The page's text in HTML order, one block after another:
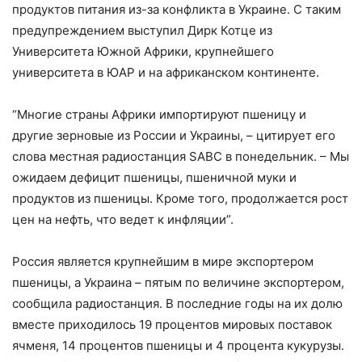
продуктов питания из-за конфликта в Украине. С таким
предупреждением выступил Дирк Котце из
Университета Южной Африки, крупнейшего
университета в ЮАР и на африканском континенте.
“Многие страны Африки импортируют пшеницу и
другие зерновые из России и Украины, – цитирует его
слова местная радиостанция SABC в понедельник. – Мы
ожидаем дефицит пшеницы, пшеничной муки и
продуктов из пшеницы. Кроме того, продолжается рост
цен на нефть, что ведет к инфляции”.
Россия является крупнейшим в мире экспортером
пшеницы, а Украина – пятым по величине экспортером,
сообщила радиостанция. В последние годы на их долю
вместе приходилось 19 процентов мировых поставок
ячменя, 14 процентов пшеницы и 4 процента кукурузы.